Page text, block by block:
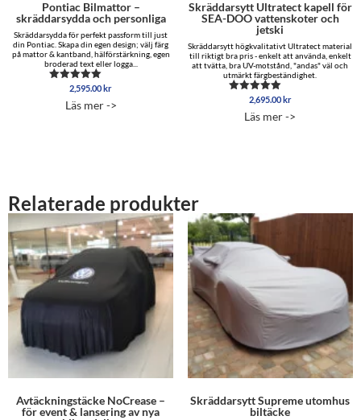
Pontiac Bilmattor –
skräddarsydda och personliga
Skräddarsydda för perfekt passform till just
din Pontiac. Skapa din egen design; välj färg
på mattor & kantband, hälförstärkning, egen
broderad text eller logga...
Betygsatt
av 5
2,595.00kr
Läs mer ->
Skräddarsytt Ultratect kapell för
SEA-DOO vattenskoter och
jetski
Skräddarsytt högkvalitativt Ultratect material
till riktigt bra pris - enkelt att använda, enkelt
att tvätta, bra UV-motstånd, "andas" väl och
utmärkt färgbeständighet.
Betygsatt
av 5
2,695.00kr
Läs mer ->
Relaterade produkter
Avtäckningstäcke NoCrease –
för event & lansering av nya
Skräddarsytt Supreme utomhus
biltäcke